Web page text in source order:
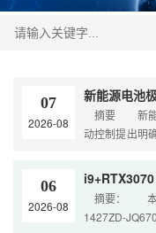
07
2026-08
摘要 新能
动控制提出明
06
2026-08
摘要： 本文
1427ZD-